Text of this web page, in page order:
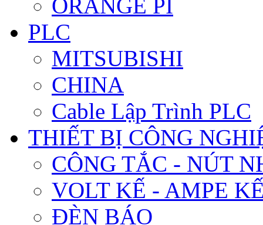
ORANGE PI
PLC
MITSUBISHI
CHINA
Cable Lập Trình PLC
THIẾT BỊ CÔNG
CÔNG TẮC - NÚT
VOLT KẾ - AMPE
ĐÈN BÁO